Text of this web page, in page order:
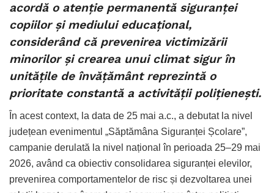
acordă o atenție permanentă siguranței
copiilor și mediului educațional,
considerând că prevenirea victimizării
minorilor și crearea unui climat sigur în
unitățile de învățământ reprezintă o
prioritate constantă a activității polițienești.
În acest context, la data de 25 mai a.c., a debutat la nivel
județean evenimentul „Săptămâna Siguranței Școlare”,
campanie derulată la nivel național în perioada 25–29 mai
2026, având ca obiectiv consolidarea siguranței elevilor,
prevenirea comportamentelor de risc și dezvoltarea unei